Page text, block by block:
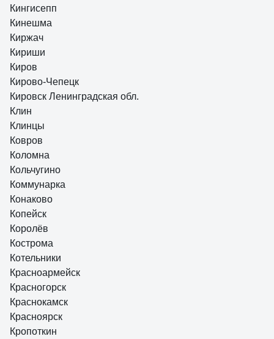
Кингисепп
Кинешма
Киржач
Кириши
Киров
Кирово-Чепецк
Кировск Ленинградская обл.
Клин
Клинцы
Ковров
Коломна
Кольчугино
Коммунарка
Конаково
Копейск
Королёв
Кострома
Котельники
Красноармейск
Красногорск
Краснокамск
Красноярск
Кропоткин